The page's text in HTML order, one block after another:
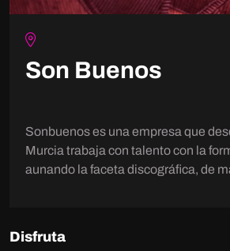
Son Buenos
Sonbuenos es una empresa que
Murcia trabaja con talento con la
aunando la faceta discográfica, de
como festivales como el Cartagena
Disfruta